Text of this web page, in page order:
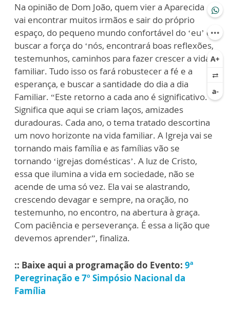
Na opinião de Dom João, quem vier a Aparecida
vai encontrar muitos irmãos e sair do próprio
espaço, do pequeno mundo confortável do ‘eu’ e
buscar a força do ‘nós, encontrará boas reflexões,
testemunhos, caminhos para fazer crescer a vida
familiar. Tudo isso os fará robustecer a fé e a
esperança, e buscar a santidade do dia a dia
Familiar. “Este retorno a cada ano é significativo.
Significa que aqui se criam laços, amizades
duradouras. Cada ano, o tema tratado descortina
um novo horizonte na vida familiar. A Igreja vai se
tornando mais família e as famílias vão se
tornando ‘igrejas domésticas’. A luz de Cristo,
essa que ilumina a vida em sociedade, não se
acende de uma só vez. Ela vai se alastrando,
crescendo devagar e sempre, na oração, no
testemunho, no encontro, na abertura à graça.
Com paciência e perseverança. É essa a lição que
devemos aprender”, finaliza.
:: Baixe aqui a programação do Evento: 9ª
Peregrinação e 7º Simpósio Nacional da
Família